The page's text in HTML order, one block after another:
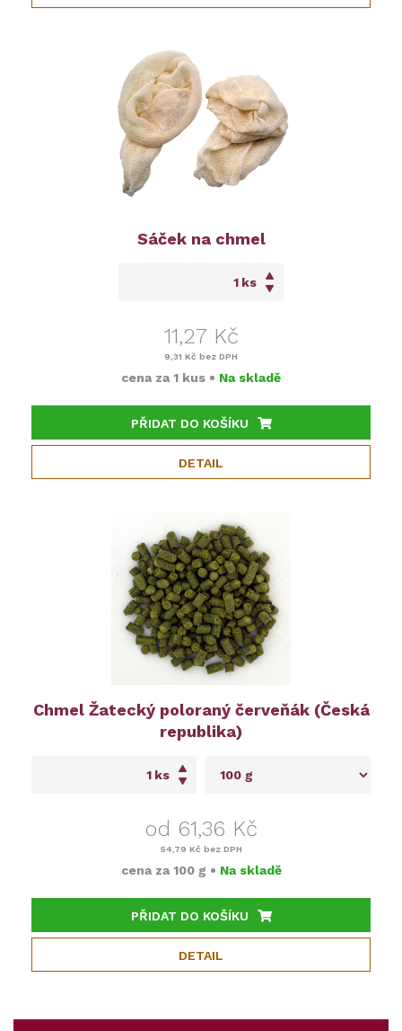
Sáček na chmel
ks
11,27 Kč
9,31 Kč bez DPH
cena za 1 kus • Na skladě
PŘIDAT DO KOŠÍKU
DETAIL
Chmel Žatecký poloraný červeňák (Česká
republika)
ks
od 61,36 Kč
54,79 Kč bez DPH
cena za 100 g • Na skladě
PŘIDAT DO KOŠÍKU
DETAIL